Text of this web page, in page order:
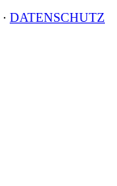
· DATENSCHUTZ